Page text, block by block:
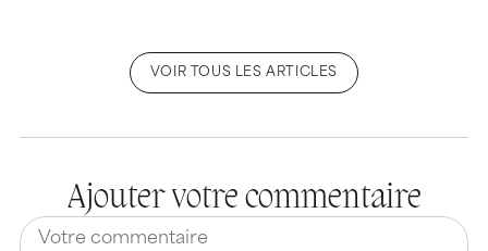
VOIR TOUS LES ARTICLES
Ajouter votre commentaire